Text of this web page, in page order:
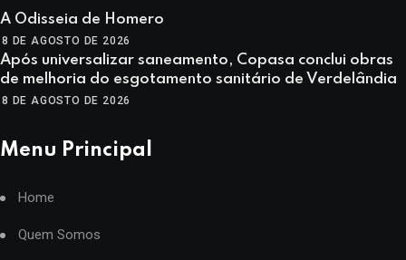
A Odisseia de Homero
8 DE AGOSTO DE 2026
Após universalizar saneamento, Copasa conclui obras
de melhoria do esgotamento sanitário de Verdelândia
8 DE AGOSTO DE 2026
Menu Principal
Home
Quem Somos